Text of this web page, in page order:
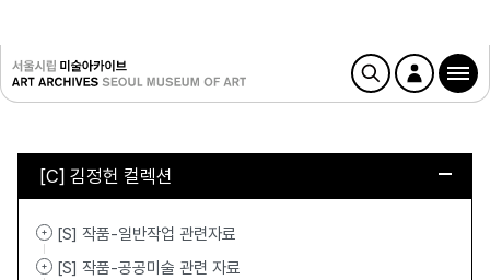
[C] 김정헌 컬렉션
[S] 작품-일반작업 관련자료
[S] 작품-공공미술 관련 자료